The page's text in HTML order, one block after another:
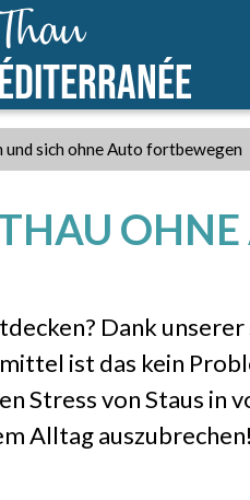
und sich ohne Auto fortbewegen
Dank
ist das kein
Stress von Staus in
Alltag auszubrechen!